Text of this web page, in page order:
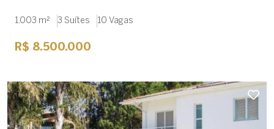
1.003 m² 3 Suítes 10 Vagas
R$ 8.500.000